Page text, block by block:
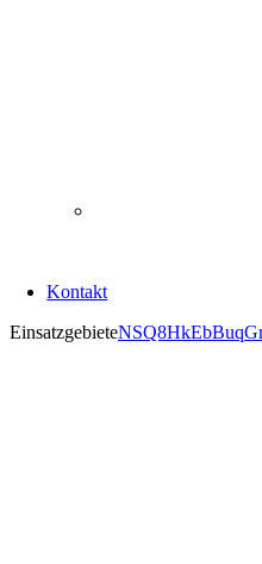
Kontakt
Einsatzgebiete